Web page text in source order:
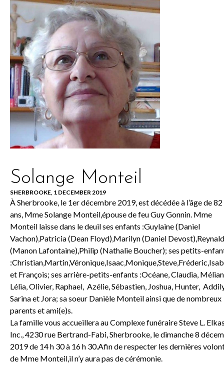
Solange Monteil
SHERBROOKE, 1 DECEMBER 2019
À Sherbrooke, le 1er décembre 2019, est décédée à l’âge de 82
ans, Mme Solange Monteil,épouse de feu Guy Gonnin. Mme
Monteil laisse dans le deuil ses enfants :Guylaine (Daniel
Vachon),Patricia (Dean Floyd),Marilyn (Daniel Devost),Reynald
(Manon Lafontaine),Philip (Nathalie Boucher); ses petits-
et François; ses arrière-petits-enfants :Océane, Claudia,
Lélia, Olivier, Raphael, Azélie, Sébastien, Joshua, Hunter,
Sarina et Jora; sa soeur Danièle Monteil ainsi que de nombreux
parents et ami(e)s.
La famille vous accueillera au Complexe funéraire Steve L.
Inc., 4230 rue Bertrand-Fabi, Sherbrooke, le dimanche 8
2019 de 14 h 30 à 16 h 30.Afin de respecter les dernières
de Mme Monteil,il n’y aura pas de cérémonie.